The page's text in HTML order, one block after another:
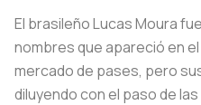
El brasileño Lucas Moura
nombres que apareció en
mercado de pases, pero
diluyendo con el paso de